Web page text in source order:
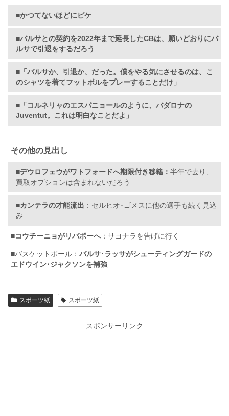
■かつてないほどにピケ
■バルサとの契約を2022年まで延長したCBは、願いどおりにバ
ルサで引退をするだろう
■「バルサか、引退か、だった。僕をやる気にさせるのは、こ
のシャツを着てフットボルをプレーすることだけ」
■「コルネリャのエスパニョールのように、バダロナの
Juventut。これは明白なことだよ」
その他の見出し
■デウロフェウがワトフォードへ期限付き移籍： 半年で去り、
買取オプションは含まれないだろう
■カンテラの才能流出 ：セルヒオ･ゴメスに他の選手も続く見込
み
■コウチーニョがリバポーへ ：サヨナラを告げに行く
■バスケットボール： バルサ･ラッサがシューティングガードの
エドウイン･ジャクソンを補強
スポーツ紙 スポーツ紙
スポンサーリンク